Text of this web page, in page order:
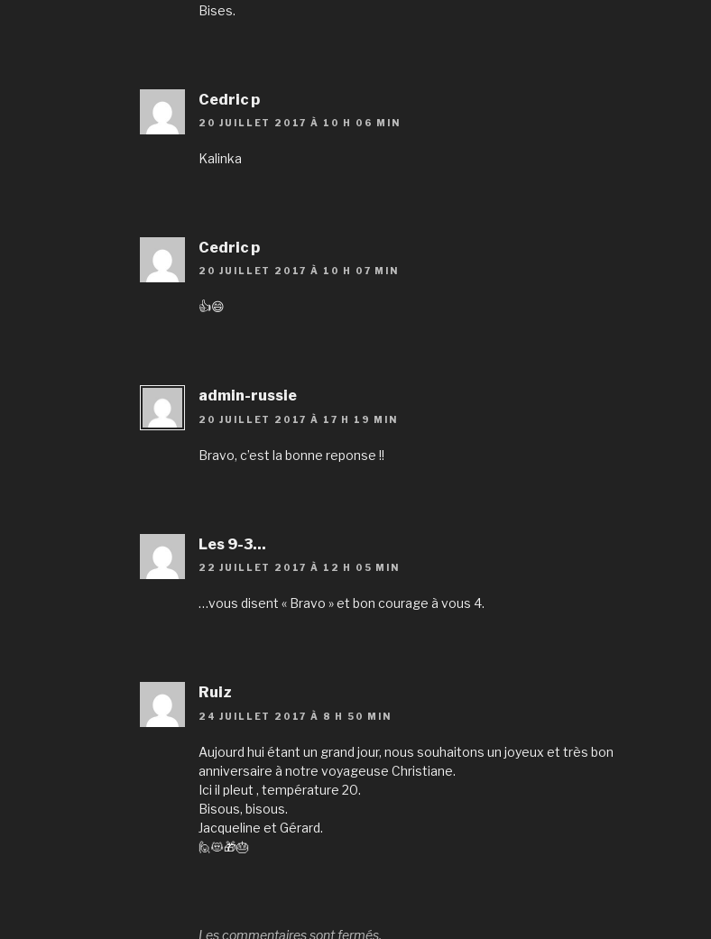
Bises.
Cedric p
20 JUILLET 2017 À 10 H 06 MIN
Kalinka
Cedric p
20 JUILLET 2017 À 10 H 07 MIN
👍😄
admin-russie
20 JUILLET 2017 À 17 H 19 MIN
Bravo, c’est la bonne reponse !!
Les 9-3...
22 JUILLET 2017 À 12 H 05 MIN
…vous disent « Bravo » et bon courage à vous 4.
Ruiz
24 JUILLET 2017 À 8 H 50 MIN
Aujourd hui étant un grand jour, nous souhaitons un joyeux et très bon
anniversaire à notre voyageuse Christiane.
Ici il pleut , température 20.
Bisous, bisous.
Jacqueline et Gérard.
🙋😻🎁🎂
Les commentaires sont fermés.